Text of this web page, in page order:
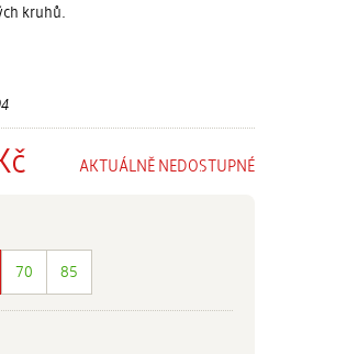
kruhů.
AKTUÁLNĚ NEDOSTUPNÉ
70 85